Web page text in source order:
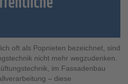
oft als Popnieten bezeichnet, sind
nicht mehr wegzudenken.
im Fassadenbau
– diese